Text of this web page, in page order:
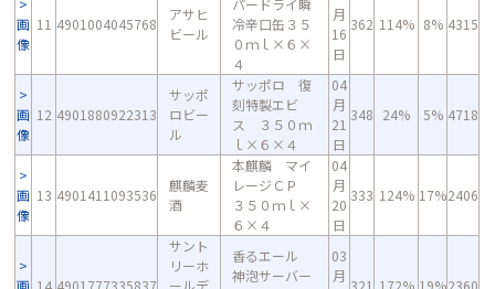
画
像
11 4901004045768
アサヒ
ビール
パードライ瞬
冷辛口缶３５
０ｍｌ×６×
４
月
16
日
362 114% 8% 4315
画
像
12 4901880922313
サッポ
ロビー
ル
サッポロ 復
刻特製エビ
ス ３５０ｍ
ｌ×６×４
04
月
21
日
348 24% 5% 4718
画
像
13 4901411093536
麒麟麦
酒
本麒麟 マイ
レージＣＰ
３５０ｍｌ×
６×４
04
月
20
日
333 124% 17%2406
画 14 4901777335837
サント
リーホ
ールデ
香るエール
神泡サーバー
03
月
321 172% 19%2360